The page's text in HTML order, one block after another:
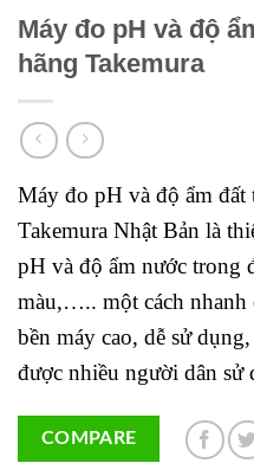
Máy đo pH và độ
hãng Takemura
Máy đo pH và độ ẩm
Takemura Nhật Bản là
pH và độ ẩm nước trong
màu,….. một cách nhanh
bền máy cao, dễ sử
được nhiều người dân sử
COMPARE